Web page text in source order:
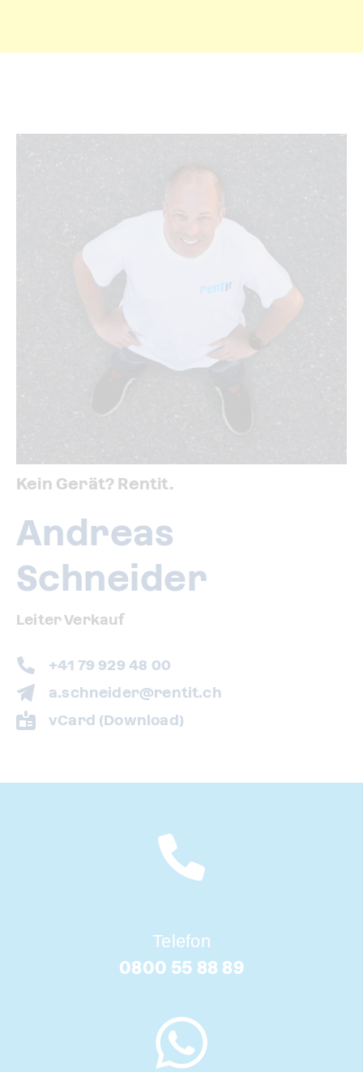
Kein Gerät? Rentit.
Andreas
Schneider
Leiter Verkauf
+41 79 929 48 00
a.schneider@rentit.ch
vCard (Download)
Telefon
0800 55 88 89